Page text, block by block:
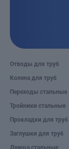
Отводы для труб
Колена для труб
Переходы стальные
Тройники стальные
Прокладки для труб
Заглушки для труб